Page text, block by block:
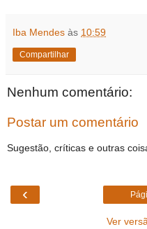
Iba Mendes às 10:59
Compartilhar
Nenhum comentário:
Postar um comentário
Sugestão, críticas e outras
‹
Ver